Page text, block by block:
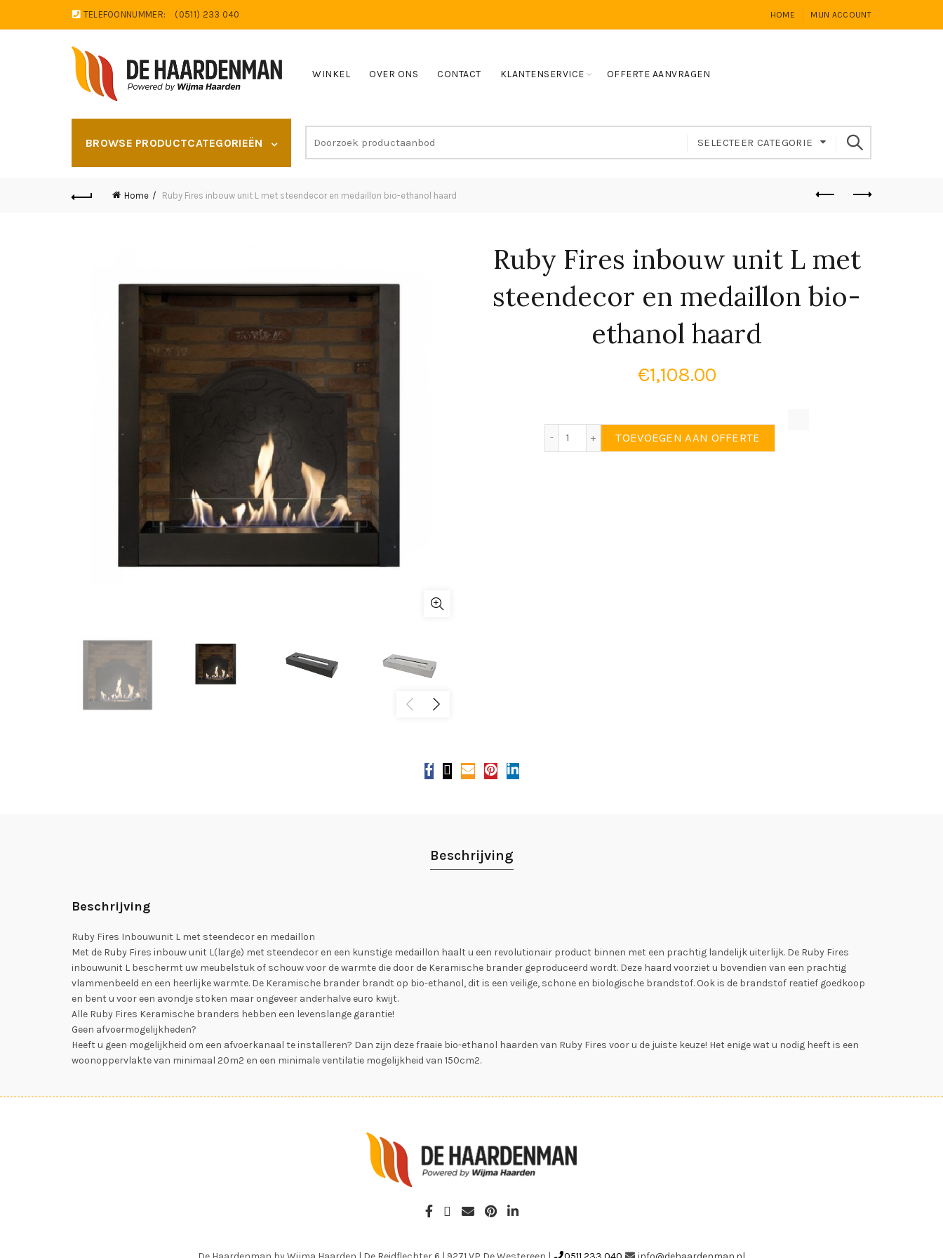
TELEFOONNUMMER: (0511) 233 040 HOME MIJN ACCOUNT
WINKEL OVER ONS CONTACT KLANTENSERVICE OFFERTE AANVRAGEN
BROWSE PRODUCTCATEGORIEËN
for:
SELECTEER CATEGORIE
Home Ruby Fires inbouw unit L met steendecor en medaillon bio-ethanol haard
Ruby Fires inbouw unit L met
steendecor en medaillon bio-
ethanol haard
€1,108.00
TOEVOEGEN AAN OFFERTE
Beschrijving
Beschrijving
Ruby Fires Inbouwunit L met steendecor en medaillon
Met de Ruby Fires inbouw unit L(large) met steendecor en een kunstige medaillon haalt u een revolutionair product binnen met een prachtig landelijk uiterlijk. De Ruby Fires
inbouwunit L beschermt uw meubelstuk of schouw voor de warmte die door de Keramische brander geproduceerd wordt. Deze haard voorziet u bovendien van een prachtig
vlammenbeeld en een heerlijke warmte. De Keramische brander brandt op bio-ethanol, dit is een veilige, schone en biologische brandstof. Ook is de brandstof reatief goedkoop
en bent u voor een avondje stoken maar ongeveer anderhalve euro kwijt.
Alle Ruby Fires Keramische branders hebben een levenslange garantie!
Geen afvoermogelijkheden?
Heeft u geen mogelijkheid om een afvoerkanaal te installeren? Dan zijn deze fraaie bio-ethanol haarden van Ruby Fires voor u de juiste keuze! Het enige wat u nodig heeft is een
woonoppervlakte van minimaal 20m2 en een minimale ventilatie mogelijkheid van 150cm2.